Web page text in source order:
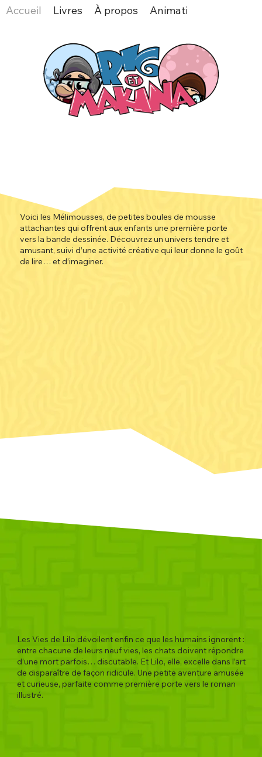
Accueil Livres À propos Animations
Voici les Mélimousses, de petites boules de mousse
attachantes qui offrent aux enfants une première porte
vers la bande dessinée. Découvrez un univers tendre et
amusant, suivi d’une activité créative qui leur donne le goût
de lire… et d’imaginer.
Les Vies de Lilo dévoilent enfin ce que les humains ignorent :
entre chacune de leurs neuf vies, les chats doivent répondre
d’une mort parfois… discutable. Et Lilo, elle, excelle dans l’art
de disparaître de façon ridicule. Une petite aventure amusée
et curieuse, parfaite comme première porte vers le roman
illustré.